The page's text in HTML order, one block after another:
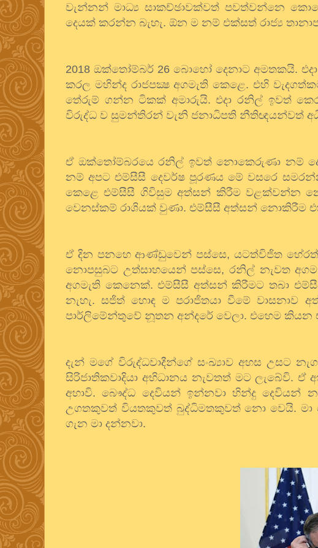
වැන්නන් මාධ්‍ය සාකච්ඡාවක්වත් පවත්වන්නෙ
දෙයක් කරන්න බැහැ. ඕන ම නම් එක්සත් රාජ්‍ය
2018 ඔක්තෝම්බර් 26 බොහෝ දෙනාට අමතකයි.
කරල මහින්ද රාජපක්‍ෂ අගමැති කෙළෙ. එහි
තේරුම් ගන්න ටිකක් අමාරුයි. එදා රනිල් ඉවත්
විරුද්ධ ව සුමන්තිරන් වැනි ජනාධිපති නීතිඥයන්වත්
ඒ ඔක්තෝම්බරයෙ රනිල් ඉවත් නොකෙරුණා නම්
නම් අපට එම්සීසී දෙවර්ෂ පූරණය මේ වසරෙ
කෙළෙ එම්සීසී ගිවිසුම අත්සන් කිරීම වළක්වන්න
වෙනස්කම් රාශියක් වුණා. එම්සීසී අත්සන් නොකිරීම
ඒ දින පනහෙ ආණ්ඩුවෙන් පස්සෙ, යටත්විජිත
නොපසුබට උත්සාහයෙන් පස්සෙ, රනිල් නැවත
අගමැති කෙනෙක්. එම්සීසී අත්සන් කිරීමට තබා
නැහැ. සජිත් හොඳ ම පරාජිතයා වීමේ වාසනාව
පාර්ලිමේන්තුවේ නූතන අන්දරේ වෙලා. එහෙම කියන
දැන් මගේ විරුද්ධවාදීන්ගේ සංඛ්‍යාව අහස උසට
සිරිජාතිකවාදියා අභිධානය නැවතත් මට ලැබේවි.
අහාවි. බෞද්ධ දෙවියන් ඉන්නවා හින්දු දෙවියන්
උගතකුවත් වියතකුවත් බුද්ධිමතකුවත් නො වෙයි. මා
ගැන මා දන්නවා.